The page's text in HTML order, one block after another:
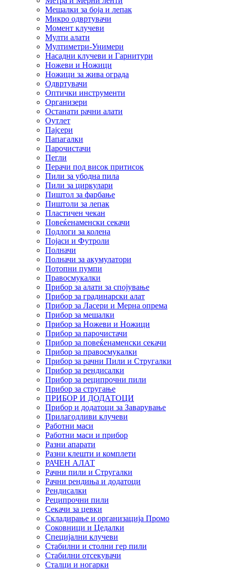
Мешалки за боја и лепак
Микро одвртувачи
Момент клучеви
Мулти алати
Мултиметри-Унимери
Насадни клучеви и Гарнитури
Ножеви и Ножици
Ножици за жива ограда
Одвртувачи
Оптички инструменти
Организери
Останати рачни алати
Оутлет
Пајсери
Папагалки
Парочистачи
Пегли
Перачи под висок притисок
Пили за убодна пила
Пили за циркулари
Пиштол за фарбање
Пиштоли за лепак
Пластичен чекан
Повеќенаменски секачи
Подлоги за колена
Појаси и Футроли
Полначи
Полначи за акумулатори
Потопни пумпи
Правосмукалки
Прибор за алати за спојување
Прибор за градинарски алат
Прибор за Ласери и Мерна опрема
Прибор за мешалки
Прибор за Ножеви и Ножици
Прибор за парочистачи
Прибор за повеќенаменски секачи
Прибор за правосмукалки
Прибор за рачни Пили и Стругалки
Прибор за рендисалки
Прибор за реципрочни пили
Прибор за стругање
ПРИБОР И ДОДАТОЦИ
Прибор и додатоци за Заварување
Прилагодливи клучеви
Работни маси
Работни маси и прибор
Разни апарати
Разни клешти и комплети
РАЧЕН АЛАТ
Рачни пили и Стругалки
Рачни рендиња и додатоци
Рендисалки
Реципрочни пили
Секачи за цевки
Складирање и организација Промо
Соковници и Цедалки
Специјални клучеви
Стабилни и столни гер пили
Стабилни отсекувачи
Сталци и ногарки